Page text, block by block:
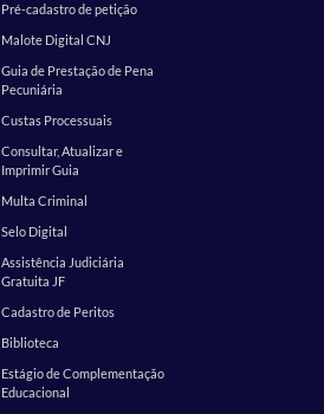
Pré-cadastro de petição
Malote Digital CNJ
Guia de Prestação de Pena
Pecuniária
Custas Processuais
Consultar, Atualizar e
Imprimir Guia
Multa Criminal
Selo Digital
Assistência Judiciária
Gratuita JF
Cadastro de Peritos
Biblioteca
Estágio de Complementação
Educacional